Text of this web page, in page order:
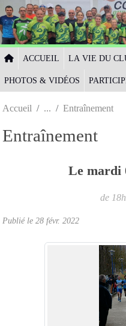
ACCUEIL LA VIE DU
PHOTOS & VIDÉOS
Accueil Entraînement
Entraînement
Le mardi
de
Publié le 28 févr. 2022
Panneau de gestion des cookies